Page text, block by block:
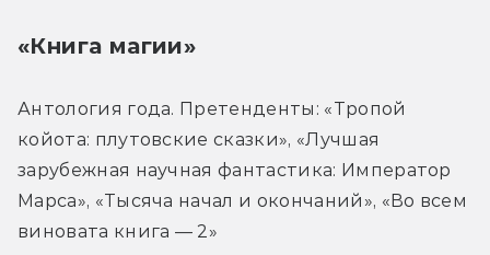
«Книга магии»
Антология года. Претенденты: «Тропой
койота: плутовские сказки», «Лучшая
зарубежная научная фантастика: Император
Марса», «Тысяча начал и окончаний», «Во всем
виновата книга — 2»